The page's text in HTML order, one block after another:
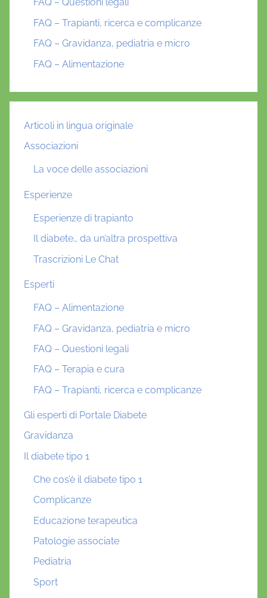
FAQ – Questioni legali
FAQ – Trapianti, ricerca e complicanze
FAQ – Gravidanza, pediatria e micro
FAQ – Alimentazione
Articoli in lingua originale
Associazioni
La voce delle associazioni
Esperienze
Esperienze di trapianto
Il diabete… da un’altra prospettiva
Trascrizioni Le Chat
Esperti
FAQ – Alimentazione
FAQ – Gravidanza, pediatria e micro
FAQ – Questioni legali
FAQ – Terapia e cura
FAQ – Trapianti, ricerca e complicanze
Gli esperti di Portale Diabete
Gravidanza
Il diabete tipo 1
Che cos’è il diabete tipo 1
Complicanze
Educazione terapeutica
Patologie associate
Pediatria
Sport